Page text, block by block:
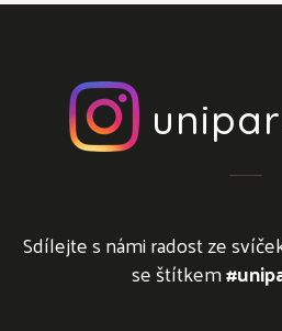
unipar
Sdílejte s námi radost ze
se štítkem